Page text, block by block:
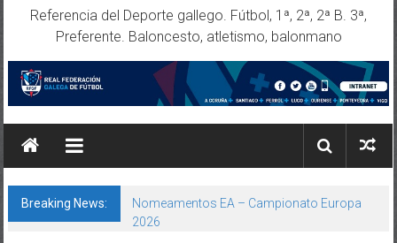
Referencia del Deporte gallego. Fútbol, 1ª, 2ª, 2ª B. 3ª,
Preferente. Baloncesto, atletismo, balonmano
Breaking News:
Nomeamentos EA – Campionato Europa
2026